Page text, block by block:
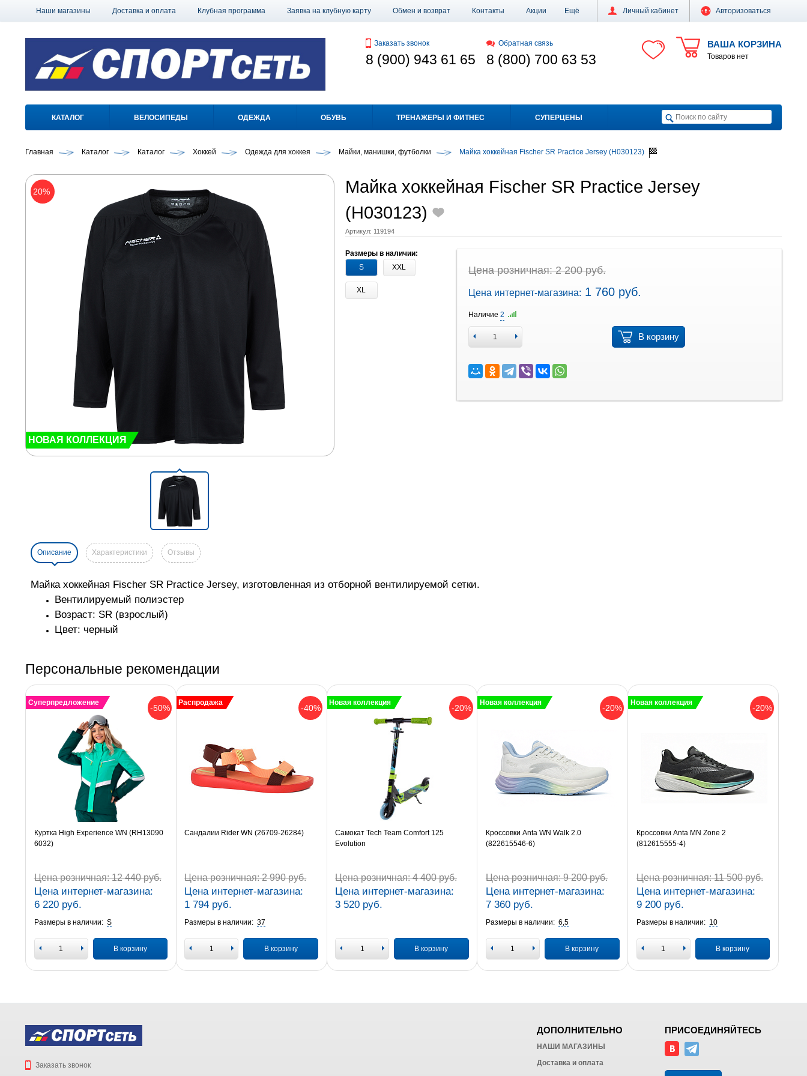
Личный кабинет Авторизоваться
Наши магазины Доставка и оплата Клубная программа Заявка на клубную карту Обмен и возврат Контакты Акции Ещё
ВАША КОРЗИНА
Товаров нет
Заказать звонок
8 (900) 943 61 65
Обратная связь
8 (800) 700 63 53
КАТАЛОГ ВЕЛОСИПЕДЫ ОДЕЖДА ОБУВЬ ТРЕНАЖЕРЫ И ФИТНЕС СУПЕРЦЕНЫ
Главная Каталог Каталог Хоккей Одежда для хоккея Майки, манишки, футболки Майка хоккейная Fischer SR Practice Jersey (H030123)
Майка хоккейная Fischer SR Practice Jersey
(H030123)
Артикул: 119194
20%
НОВАЯ КОЛЛЕКЦИЯ
Размеры в наличии:
S
XXL
XL
Цена розничная: 2 200 руб.
Цена интернет-магазина: 1 760 руб.
Наличие 2
В корзину
Описание Характеристики Отзывы
Майка хоккейная Fischer SR Practice Jersey, изготовленная из отборной вентилируемой сетки.
Вентилируемый полиэстер
Возраст: SR (взрослый)
Цвет: черный
Персональные рекомендации
-50%
Суперпредложение
Куртка High Experience WN (RH13090
6032)
Цена розничная:12 440 руб.
Цена интернет-магазина:
6 220 руб.
Размеры в наличии: S
В корзину
-40%
Распродажа
Сандалии Rider WN (26709-26284)
Цена розничная:2 990 руб.
Цена интернет-магазина:
1 794 руб.
Размеры в наличии: 37
В корзину
-20%
Новая коллекция
Самокат Tech Team Comfort 125
Evolution
Цена розничная:4 400 руб.
Цена интернет-магазина:
3 520 руб.
В корзину
-20%
Новая коллекция
Кроссовки Anta WN Walk 2.0
(822615546-6)
Цена розничная:9 200 руб.
Цена интернет-магазина:
7 360 руб.
Размеры в наличии: 6,5
В корзину
-20%
Новая коллекция
Кроссовки Anta MN Zone 2
(812615555-4)
Цена розничная:11 500 руб.
Цена интернет-магазина:
9 200 руб.
Размеры в наличии: 10
В корзину
Заказать звонок
ДОПОЛНИТЕЛЬНО
НАШИ МАГАЗИНЫ
Доставка и оплата
ПРИСОЕДИНЯЙТЕСЬ